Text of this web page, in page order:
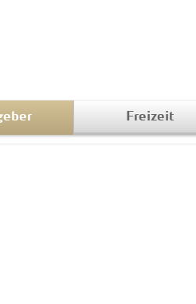
Freizeit